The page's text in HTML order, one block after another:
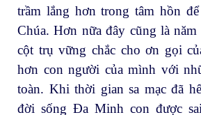
trầm lắng hơn trong tâm hồn
Chúa. Hơn nữa đây cũng là
cột trụ vững chắc cho ơn gọi
hơn con người của mình với
toàn. Khi thời gian sa mạc đã
đời sống Đa Minh con được